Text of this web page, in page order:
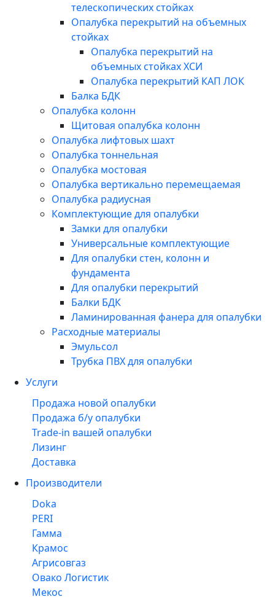
телескопических стойках
Опалубка перекрытий на объемных
стойках
Опалубка перекрытий на
объемных стойках ХСИ
Опалубка перекрытий КАП ЛОК
Балка БДК
Опалубка колонн
Щитовая опалубка колонн
Опалубка лифтовых шахт
Опалубка тоннельная
Опалубка мостовая
Опалубка вертикально перемещаемая
Опалубка радиусная
Комплектующие для опалубки
Замки для опалубки
Универсальные комплектующие
Для опалубки стен, колонн и
фундамента
Для опалубки перекрытий
Балки БДК
Ламинированная фанера для опалубки
Расходные материалы
Эмульсол
Трубка ПВХ для опалубки
Услуги
Продажа новой опалубки
Продажа б/у опалубки
Trade-in вашей опалубки
Лизинг
Доставка
Производители
Doka
PERI
Гамма
Крамос
Агрисовгаз
Овако Логистик
Мекос